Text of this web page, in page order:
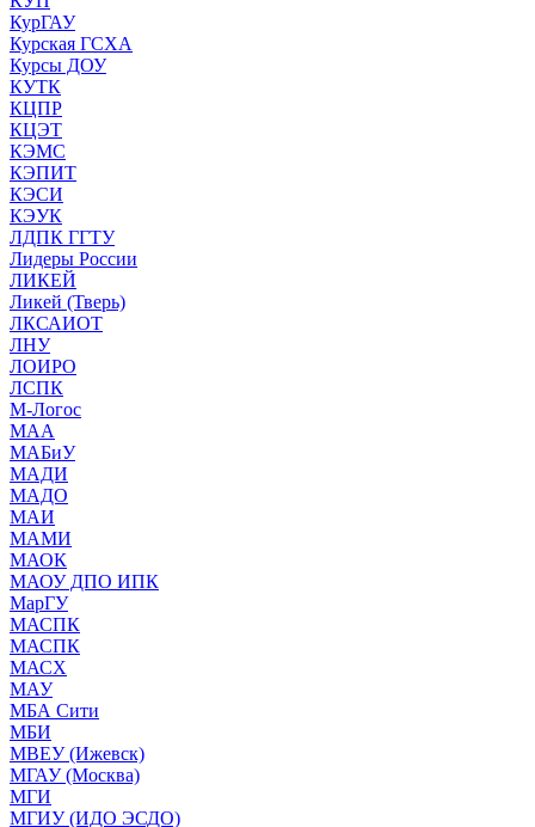
КурГАУ
Курская ГСХА
Курсы ДОУ
КУТК
КЦПР
КЦЭТ
КЭМС
КЭПИТ
КЭСИ
КЭУК
ЛДПК ГГТУ
Лидеры России
ЛИКЕЙ
Ликей (Тверь)
ЛКСАИОТ
ЛНУ
ЛОИРО
ЛСПК
М-Логос
МАА
МАБиУ
МАДИ
МАДО
МАИ
МАМИ
МАОК
МАОУ ДПО ИПК
МарГУ
МАСПК
МАСПК
МАСХ
МАУ
МБА Сити
МБИ
МВЕУ (Ижевск)
МГАУ (Москва)
МГИ
МГИУ (ИДО ЭСДО)